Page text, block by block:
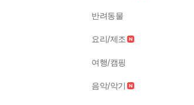
반려동물
요리/제조
여행/캠핑
음악/악기